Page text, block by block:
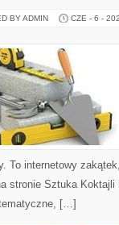
BY ADMIN CZE - 6 -
To internetowy
stronie Sztuka
tematyczne, […]